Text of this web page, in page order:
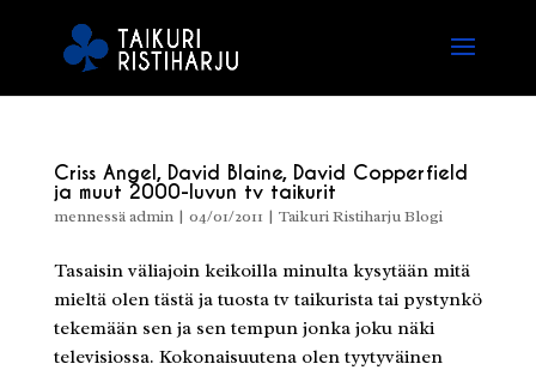
Criss Angel, David Blaine, David Copperfield
ja muut 2000-luvun tv taikurit
mennessäadmin| 04/01/2011 | Taikuri Ristiharju Blogi
Tasaisin väliajoin keikoilla minulta kysytään mitä
mieltä olen tästä ja tuosta tv taikurista tai pystynkö
tekemään sen ja sen tempun jonka joku näki
televisiossa. Kokonaisuutena olen tyytyväinen